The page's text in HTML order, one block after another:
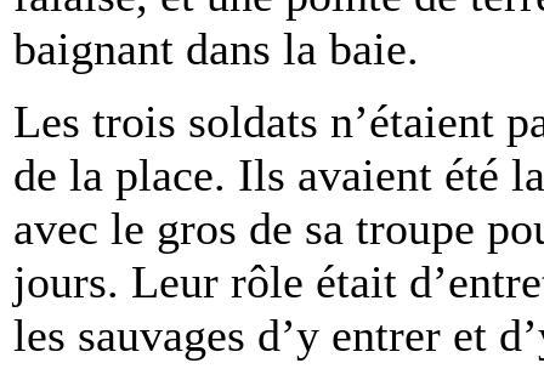
baignant dans la baie.
Les trois soldats n’étaient
de la place. Ils avaient été
avec le gros de sa troupe
jours. Leur rôle était
les sauvages d’y entrer et